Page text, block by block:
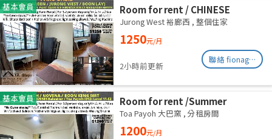
基本會員
Room for rent / CHINESE
GARDEN / JURONG WEST /
Common room / 1-2 pax stay /
Available Immediately
Jurong West 裕廊西 , 整個住家
1250元/月
2小時前更新
聯絡 fionag@transinex.com.sg
基本會員
Room for rent /Summer
Green/Common room/1
pax/Available Immediately
Toa Payoh 大巴窯 , 分租房間
1200元/月